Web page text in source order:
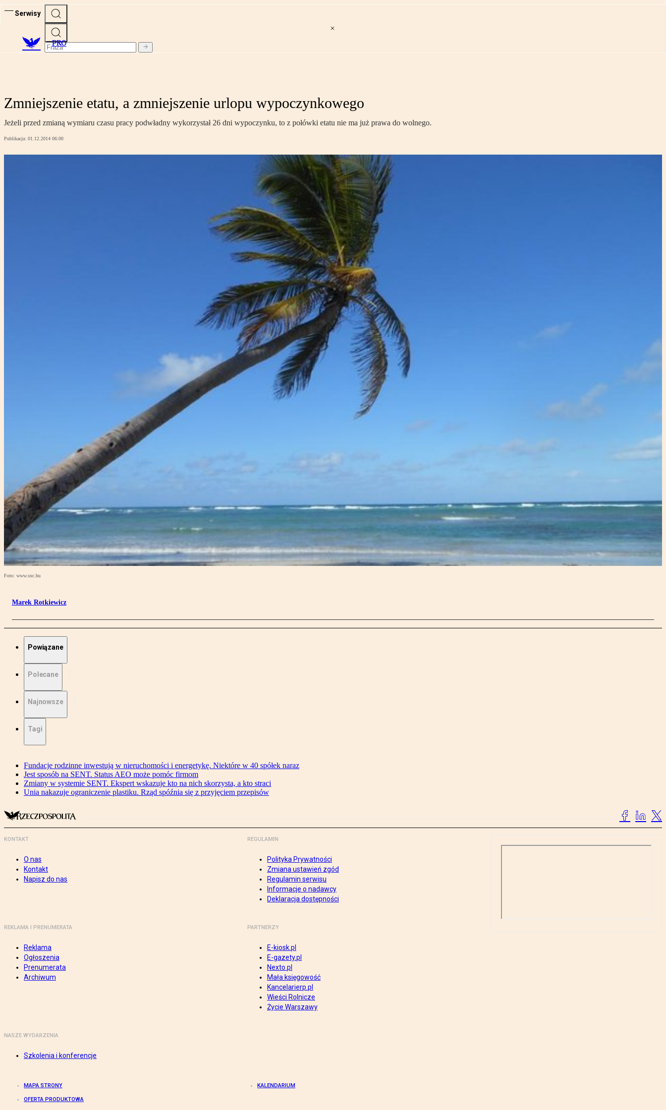
Serwisy
PRO
Zmniejszenie etatu, a zmniejszenie urlopu wypoczynkowego
Jeżeli przed zmianą wymiaru czasu pracy podwładny wykorzystał 26 dni wypoczynku, to z połówki etatu nie ma już prawa do wolnego.
Publikacja: 01.12.2014 06:00
Foto: www.sxc.hu
Marek Rotkiewicz
Powiązane
Polecane
Najnowsze
Tagi
Fundacje rodzinne inwestują w nieruchomości i energetykę. Niektóre w 40 spółek naraz
Jest sposób na SENT. Status AEO może pomóc firmom
Zmiany w systemie SENT. Ekspert wskazuje kto na nich skorzysta, a kto straci
Unia nakazuje ograniczenie plastiku. Rząd spóźnia się z przyjęciem przepisów
KONTAKT
O nas
Kontakt
Napisz do nas
REGULAMIN
Polityka Prywatności
Zmiana ustawień zgód
Regulamin serwisu
Informacje o nadawcy
Deklaracja dostępności
REKLAMA I PRENUMERATA
Reklama
Ogłoszenia
Prenumerata
Archiwum
PARTNERZY
E-kiosk.pl
E-gazety.pl
Nexto.pl
Mała księgowość
Kancelarierp.pl
Wieści Rolnicze
Życie Warszawy
NASZE WYDARZENIA
Szkolenia i konferencje
MAPA STRONY KALENDARIUM
OFERTA PRODUKTOWA